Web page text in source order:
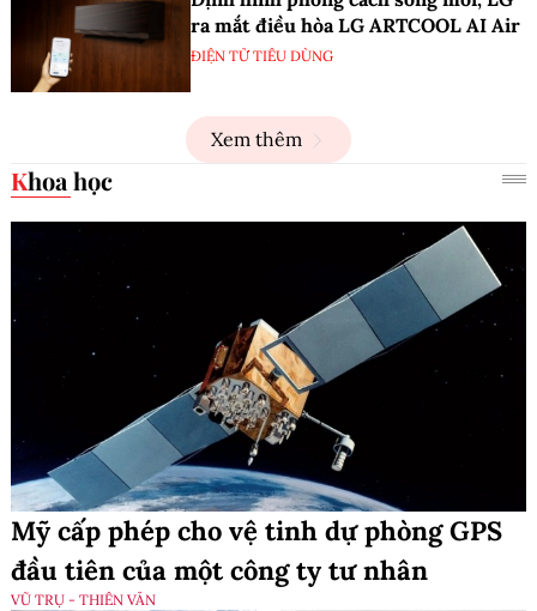
ra mắt điều hòa LG ARTCOOL AI Air
ĐIỆN TỬ TIÊU DÙNG
Xem thêm
Khoa học
Mỹ cấp phép cho vệ tinh dự phòng GPS
đầu tiên của một công ty tư nhân
VŨ TRỤ - THIÊN VĂN